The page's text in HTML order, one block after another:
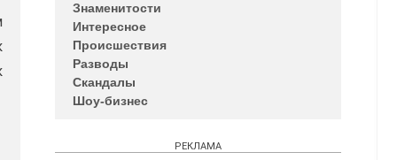
Знаменитости
Интересное
Происшествия
Разводы
Скандалы
Шоу-бизнес
РЕКЛАМА